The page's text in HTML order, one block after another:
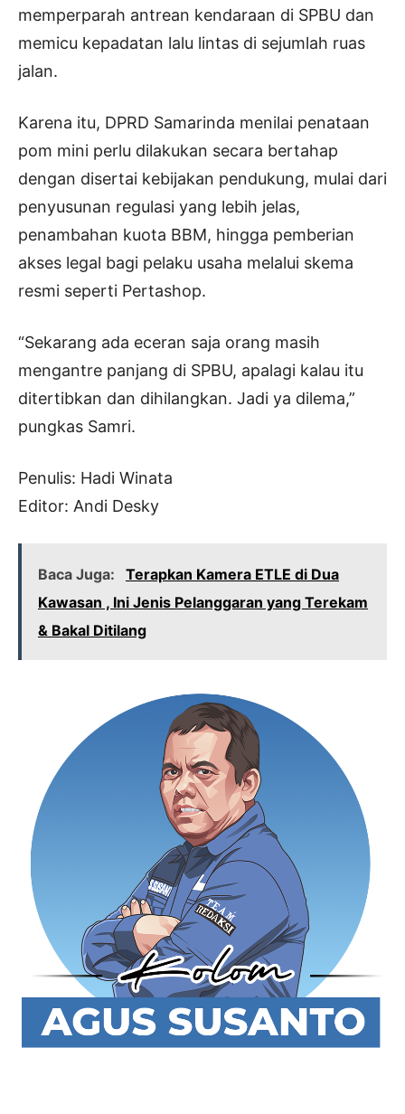
memperparah antrean kendaraan di SPBU dan
memicu kepadatan lalu lintas di sejumlah ruas
jalan.
Karena itu, DPRD Samarinda menilai penataan
pom mini perlu dilakukan secara bertahap
dengan disertai kebijakan pendukung, mulai dari
penyusunan regulasi yang lebih jelas,
penambahan kuota BBM, hingga pemberian
akses legal bagi pelaku usaha melalui skema
resmi seperti Pertashop.
“Sekarang ada eceran saja orang masih
mengantre panjang di SPBU, apalagi kalau itu
ditertibkan dan dihilangkan. Jadi ya dilema,”
pungkas Samri.
Penulis: Hadi Winata
Editor: Andi Desky
Baca Juga:
Terapkan Kamera ETLE di Dua
Kawasan , Ini Jenis Pelanggaran yang Terekam
& Bakal Ditilang